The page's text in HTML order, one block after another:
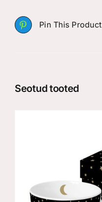
Pin This Product
Seotud tooted